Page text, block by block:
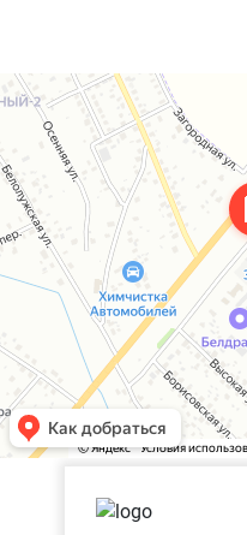
Жодино
Кузнечная улица, 20 — Яндекс Карты